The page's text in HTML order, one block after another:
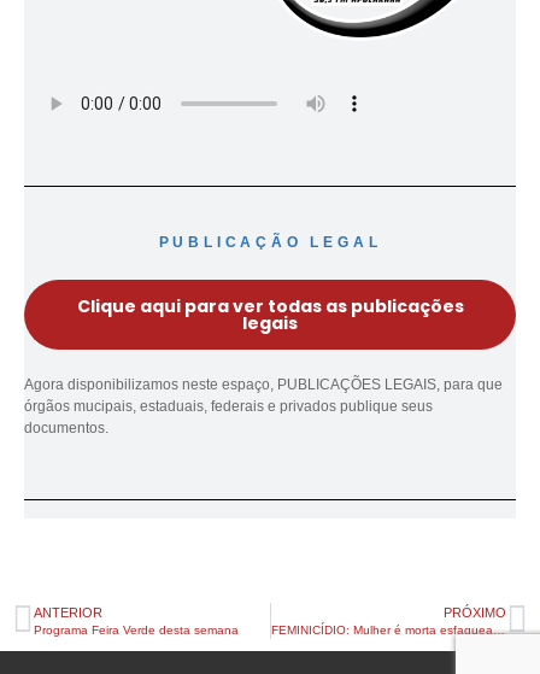
PUBLICAÇÃO LEGAL
Clique aqui para ver todas as publicações
legais
Agora disponibilizamos neste espaço, PUBLICAÇÕES LEGAIS, para que
órgãos mucipais, estaduais, federais e privados publique seus
documentos.
ANTERIOR
Programa Feira Verde desta semana
PRÓXIMO
FEMINICÍDIO: Mulher é morta esfaqueada em Apucarana neste domingo